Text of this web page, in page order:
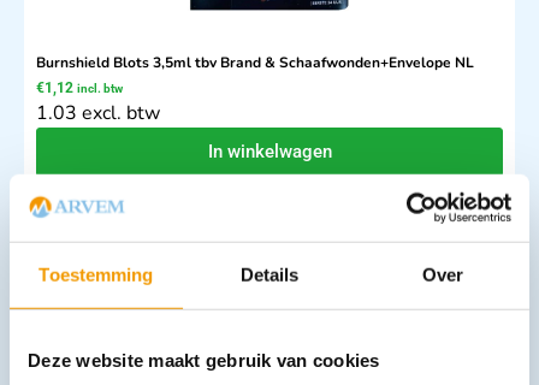
Toestemming Details Over
Deze website maakt gebruik van cookies
Burnshield Blots 3,5ml tbv Brand & Schaafwonden+Envelope NL
€1,12 incl. btw
1.03 excl. btw
In winkelwagen